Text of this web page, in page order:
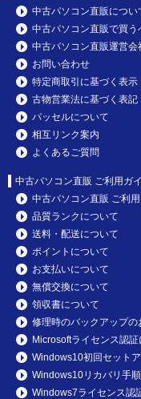
中古パソコン直販につい
中古パソコン直販で買う
中古パソコン直販運営会
お問い合わせ
特定商取引に基づく表示
古物営業法に基づく表記
パッセルについて
相互リンク案内
よくあるご質問
中古パソコン直販 ご利用ガ
中古パソコン直販 ご利
品質ランクについて
送料・配送について
ポイントについて
お支払いについて
無償交換について
領収書について
修理時のバックアップの
Microsoftライセンス認証
Windows10初回セット
Windows10リカバリ手
Windows7ライセンス認